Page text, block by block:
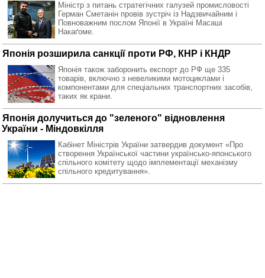
Міністр з питань стратегічних галузей промисловості
Герман Сметанін провів зустріч із Надзвичайним і
Повноважним послом Японії в Україні Масаші
Накаґоме.
Японія розширила санкції проти РФ, КНР і КНДР
Японія також заборонить експорт до РФ ще 335
товарів, включно з невеликими мотоциклами і
компонентами для спеціальних транспортних засобів,
таких як крани.
Японія долучиться до "зеленого" відновлення
України - Міндовкілля
Кабінет Міністрів України затвердив документ «Про
створення Української частини українсько-японського
спільного комітету щодо імплементації механізму
спільного кредитування».